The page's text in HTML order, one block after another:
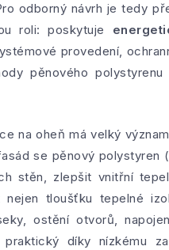
odborný návrh je tedy
roli: poskytuje
provedení,
pěnového
na oheň má velký
se pěnový polystyren
stěn, zlepšit vnitřní
nejen tloušťku tepelné
ostění otvorů,
praktický díky nízkému